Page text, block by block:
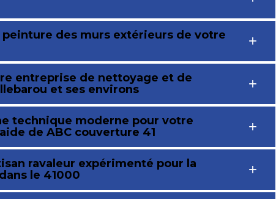
peinture des murs extérieurs de votre
entreprise de nettoyage et de
et ses environs
technique moderne pour votre
de ABC couverture 41
ravaleur expérimenté pour la
le 41000